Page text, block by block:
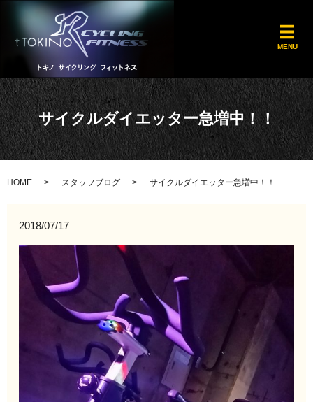
MENU
サイクルダイエッター急増中！！
HOME スタッフブログ サイクルダイエッター急増中！！
2018/07/17